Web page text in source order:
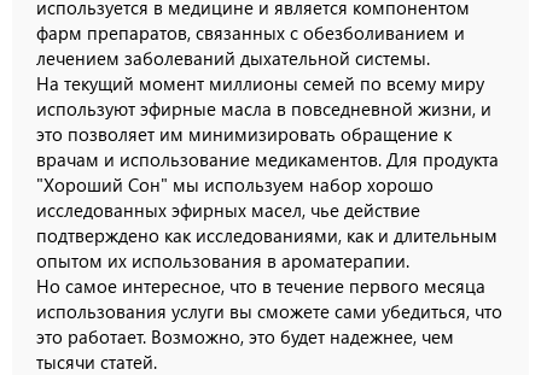
используется в медицине и является компонентом
фарм препаратов, связанных с обезболиванием и
лечением заболеваний дыхательной системы.
На текущий момент миллионы семей по всему миру
используют эфирные масла в повседневной жизни, и
это позволяет им минимизировать обращение к
врачам и использование медикаментов. Для продукта
"Хороший Сон" мы используем набор хорошо
исследованных эфирных масел, чье действие
подтверждено как исследованиями, как и длительным
опытом их использования в ароматерапии.
Но самое интересное, что в течение первого месяца
использования услуги вы сможете сами убедиться, что
это работает. Возможно, это будет надежнее, чем
тысячи статей.